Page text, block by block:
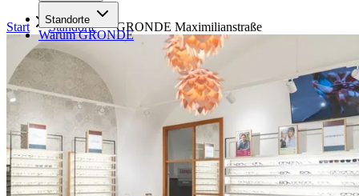
Standorte
Warum GRONDE
Shop
Start Standorte GRONDE Maximilianstraße